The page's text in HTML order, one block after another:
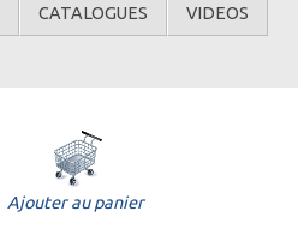
CATALOGUES VIDEOS
Ajouter au panier